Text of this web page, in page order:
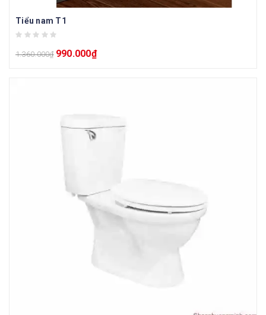
Tiểu nam T1
1.360.000₫ 990.000₫